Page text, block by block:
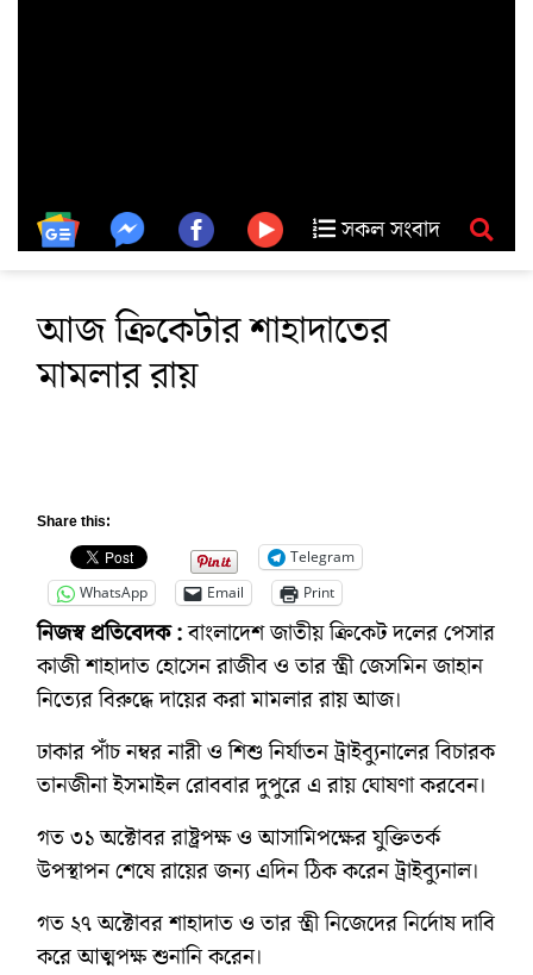
সকল সংবাদ
আজ ক্রিকেটার শাহাদাতের
মামলার রায়
Share this:
Telegram
WhatsApp
Email Print
নিজস্ব প্রতিবেদক :বাংলাদেশ জাতীয় ক্রিকেট দলের পেসার
কাজী শাহাদাত হোসেন রাজীব ও তার স্ত্রী জেসমিন জাহান
নিত্যের বিরুদ্ধে দায়ের করা মামলার রায় আজ।
ঢাকার পাঁচ নম্বর নারী ও শিশু নির্যাতন ট্রাইব্যুনালের বিচারক
তানজীনা ইসমাইল রোববার দুপুরে এ রায় ঘোষণা করবেন।
গত ৩১ অক্টোবর রাষ্ট্রপক্ষ ও আসামিপক্ষের যুক্তিতর্ক
উপস্থাপন শেষে রায়ের জন্য এদিন ঠিক করেন ট্রাইব্যুনাল।
গত ২৭ অক্টোবর শাহাদাত ও তার স্ত্রী নিজেদের নির্দোষ দাবি
করে আত্মপক্ষ শুনানি করেন।